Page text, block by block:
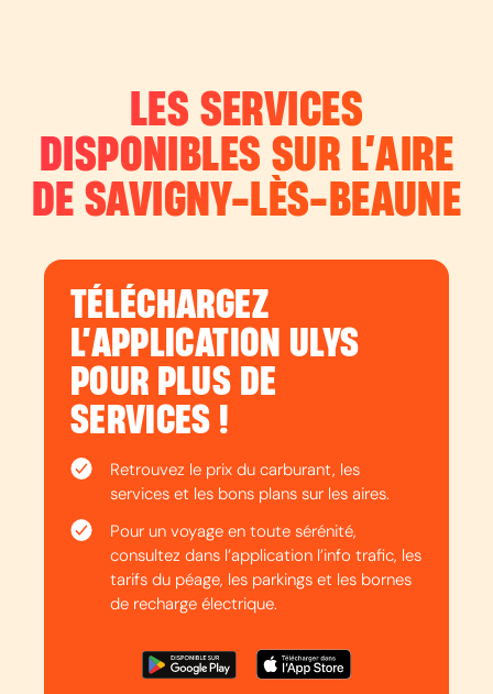
LES SERVICES
DISPONIBLES SUR L’AIRE
DE SAVIGNY-LÈS-BEAUNE
TÉLÉCHARGEZ
L’APPLICATION ULYS
POUR PLUS DE
SERVICES !
Retrouvez le prix du carburant, les
services et les bons plans sur les aires.
Pour un voyage en toute sérénité,
consultez dans l’application l’info trafic, les
tarifs du péage, les parkings et les bornes
de recharge électrique.